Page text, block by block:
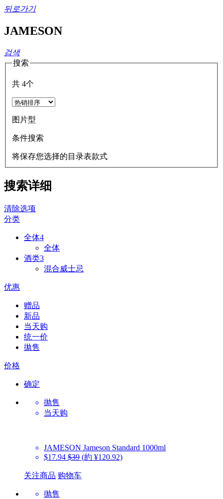
뒤로가기
JAMESON
검색
搜索
共 4个
图片型
条件搜索
将保存您选择的目录表款式
搜索详细
清除选项
分类
全体4
全体
酒类3
混合威士忌
优惠
赠品
新品
当天购
统一价
拋售
价格
确定
抛售
当天购
JAMESON Jameson Standard 1000ml
$17.94 $39 (約 ¥120.92)
关注商品 购物车
抛售